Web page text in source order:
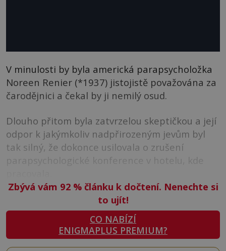
V minulosti by byla americká parapsycholožka
Noreen Renier (*1937) jistojistě považována za
čarodějnici a čekal by ji nemilý osud.
Dlouho přitom byla zatvrzelou skeptičkou a její
odpor k jakýmkoliv nadpřirozeným jevům byl
tak silný, že dokonce usilovala o zrušení
parapsychologické konference v hotelu, kde
Zbývá vám 92 %článku k dočtení. Nenechte si
to ujít!
CO NABÍZÍ
ENIGMAPLUS PREMIUM?